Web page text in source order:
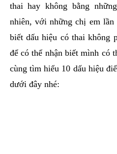
thai hay không bằng
nhiên, với những chị em
biết dấu hiệu có thai không
để có thể nhận biết mình có
cùng tìm hiểu 10 dấu hiệu
dưới đây nhé: